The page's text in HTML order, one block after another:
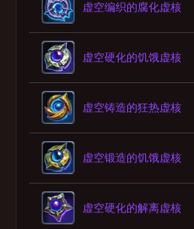
虚空编织的腐化虚核
虚空硬化的饥饿虚核
虚空铸造的狂热虚核
虚空锻造的饥饿虚核
虚空硬化的解离虚核